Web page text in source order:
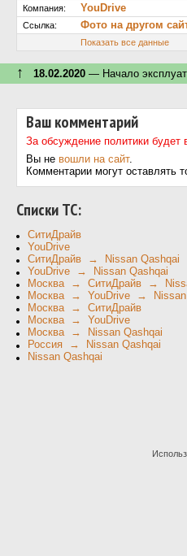
Компания: YouDrive
Ссылка: Фото на другом
Показать все данные
↑ 18.02.2020 — Начало
Ваш комментарий
За обсуждение политики будет
Вы не вошли на сайт.
Комментарии могут оставлять
Cписки ТС:
СитиДрайв
YouDrive
СитиДрайв → Nissan Qashqai
YouDrive → Nissan Qashqai
Москва → СитиДрайв →
Москва → YouDrive → Nissan
Москва → СитиДрайв
Москва → YouDrive
Москва → Nissan Qashqai
Россия → Nissan Qashqai
Nissan Qashqai